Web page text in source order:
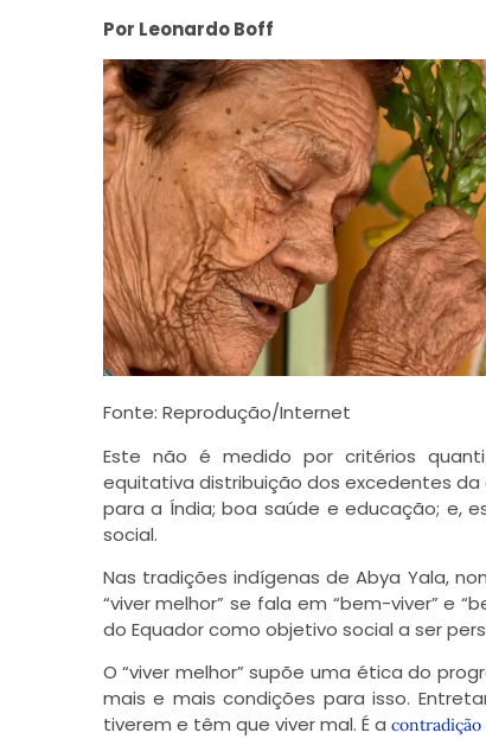
Por Leonardo Boff
Fonte: Reprodução/Internet
Este não é medido por critérios
equitativa distribuição dos excedentes
para a Índia; boa saúde e educação; e,
social.
Nas tradições indígenas de Abya Yala,
“viver melhor” se fala em “bem-viver” e
do Equador como objetivo social a ser
O “viver melhor” supõe uma ética do
mais e mais condições para isso.
tiverem e têm que viver mal. É a contradição